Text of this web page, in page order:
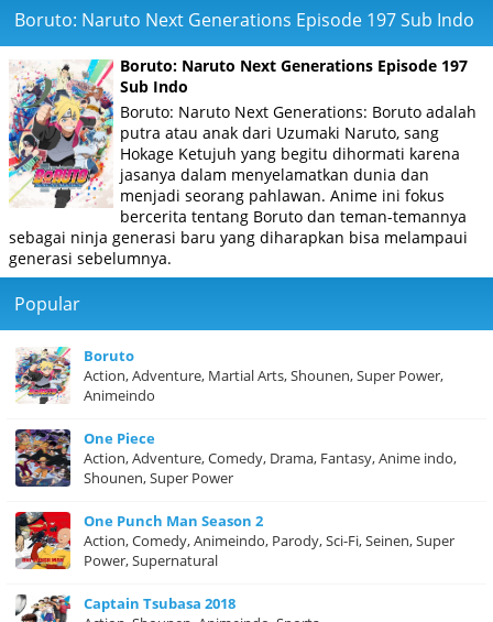
Boruto: Naruto Next Generations Episode 197 Sub Indo
Boruto: Naruto Next Generations Episode 197
Sub Indo
Boruto: Naruto Next Generations: Boruto adalah
putra atau anak dari Uzumaki Naruto, sang
Hokage Ketujuh yang begitu dihormati karena
jasanya dalam menyelamatkan dunia dan
menjadi seorang pahlawan. Anime ini fokus
bercerita tentang Boruto dan teman-temannya
sebagai ninja generasi baru yang diharapkan bisa melampaui
generasi sebelumnya.
Popular
Boruto
Action, Adventure, Martial Arts, Shounen, Super Power,
Animeindo
One Piece
Action, Adventure, Comedy, Drama, Fantasy, Anime indo,
Shounen, Super Power
One Punch Man Season 2
Action, Comedy, Animeindo, Parody, Sci-Fi, Seinen, Super
Power, Supernatural
Captain Tsubasa 2018